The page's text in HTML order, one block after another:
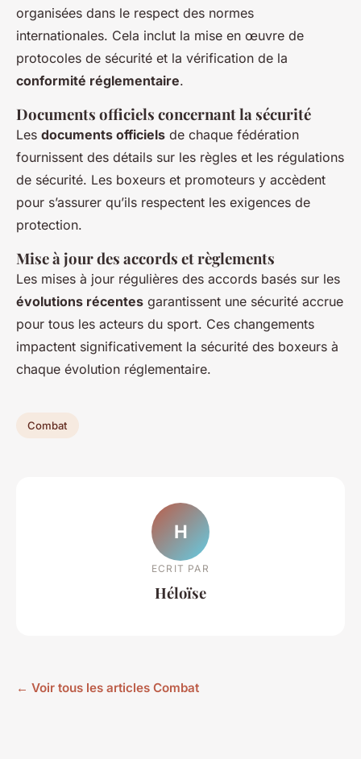
organisées dans le respect des normes
internationales. Cela inclut la mise en œuvre de
protocoles de sécurité et la vérification de la
conformité réglementaire.
Documents officiels concernant la sécurité
Les documents officiels de chaque fédération
fournissent des détails sur les règles et les régulations
de sécurité. Les boxeurs et promoteurs y accèdent
pour s’assurer qu’ils respectent les exigences de
protection.
Mise à jour des accords et règlements
Les mises à jour régulières des accords basés sur les
évolutions récentes garantissent une sécurité accrue
pour tous les acteurs du sport. Ces changements
impactent significativement la sécurité des boxeurs à
chaque évolution réglementaire.
Combat
H
ECRIT PAR
Héloïse
← Voir tous les articles Combat